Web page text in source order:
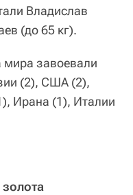
Владислав
(до 65 кг).
мира завоевали
(2), США (2),
Ирана (1), Италии